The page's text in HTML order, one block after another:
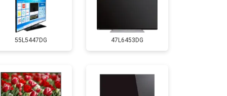
5200 ₽
3100 ₽ Заказать
3700 ₽
55L5447DG 47L6453DG